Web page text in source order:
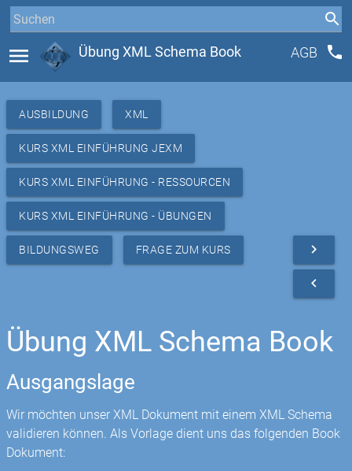
menu Übung XML Schema Book AGB phone
AUSBILDUNG XML
KURS XML EINFÜHRUNG JEXM
KURS XML EINFÜHRUNG - RESSOURCEN
KURS XML EINFÜHRUNG - ÜBUNGEN
BILDUNGSWEG FRAGE ZUM KURS navigate_next
navigate_before
Übung XML Schema Book
Ausgangslage
Wir möchten unser XML Dokument mit einem XML Schema
validieren können. Als Vorlage dient uns das folgenden Book
Dokument: